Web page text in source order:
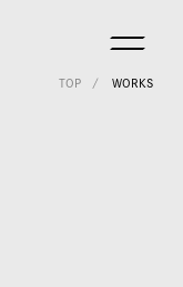
TOP WORKS